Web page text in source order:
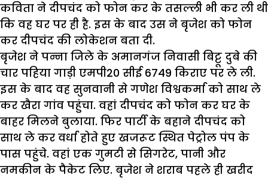
कविता ने दीपचंद को फोन कर के तसल्ली भी कर ली थी
कि वह घर पर ही है. इस के बाद उस ने बृजेश को फोन
कर दीपचंद की लोकेशन बता दी.
बृजेश ने पन्ना जिले के अमानगंज निवासी बिट्टू दुबे की
चार पहिया गाड़ी एमपी20 सीई 6749 किराए पर ले ली.
इस के बाद वह सुनवानी से गणेश विश्वकर्मा को साथ ले
कर खैरा गांव पहुंचा. वहां दीपचंद को फोन कर घर के
बाहर मिलने बुलाया. फिर पार्टी के बहाने दीपचंद को
साथ ले कर वर्धा होते हुए खजरूट स्थित पेट्रोल पंप के
पास पहुंचे. वहां एक गुमटी से सिगरेट, पानी और
नमकीन के पैकेट लिए. बृजेश ने शराब पहले ही खरीद